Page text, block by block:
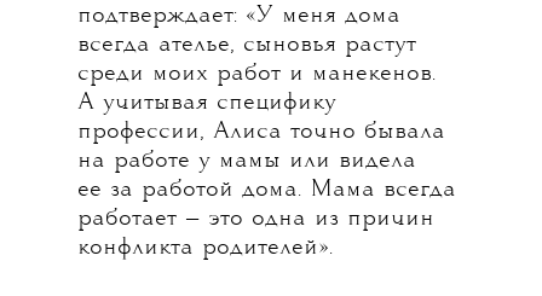
подтверждает: «У меня дома
всегда ателье, сыновья растут
среди моих работ и манекенов.
А учитывая специфику
профессии, Алиса точно бывала
на работе у мамы или видела
ее за работой дома. Мама всегда
работает — это одна из причин
конфликта родителей».